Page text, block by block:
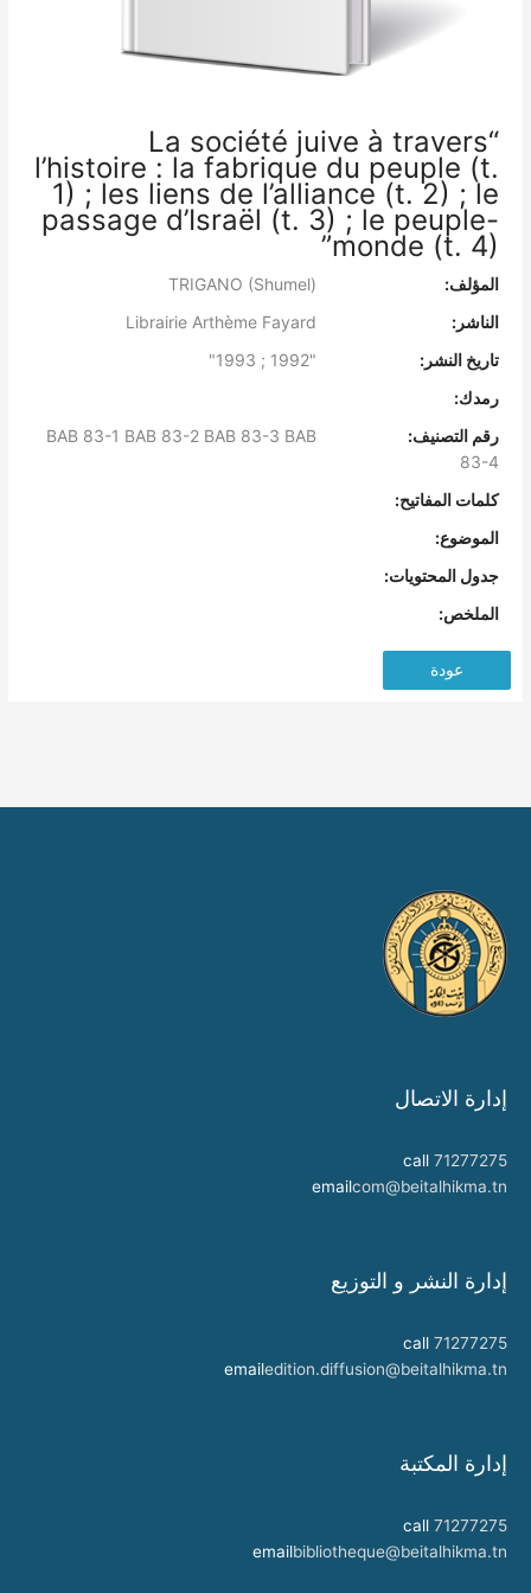
“La société juive à travers
l’histoire : la fabrique du peuple (t.
1) ; les liens de l’alliance (t. 2) ; le
passage d’Israël (t. 3) ; le peuple-
monde (t. 4)”
المؤلف:
الناشر:
تاريخ النشر:
"1992 ; 1993"
رمدك:
رقم التصنيف:
BAB 83-1 BAB 83-2 BAB 83-3 BAB
83-4
كلمات المفاتيح:
الموضوع:
جدول المحتويات:
الملخص:
عودة
إدارة الاتصال
call 71277275
emailcom@beitalhikma.tn
إدارة النشر و التوزيع
call 71277275
emailedition.diffusion@beitalhikma.tn
إدارة المكتبة
call 71277275
emailbibliotheque@beitalhikma.tn